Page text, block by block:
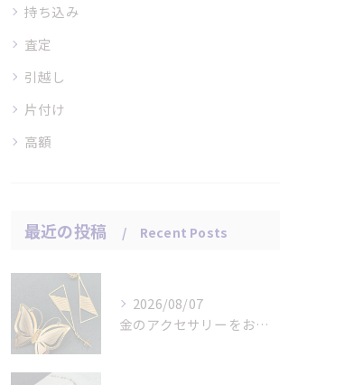
持ち込み
査定
引越し
片付け
高額
最近の投稿 Recent Posts
2026/08/07
金のアクセサリーをお買取りさせていただきました。